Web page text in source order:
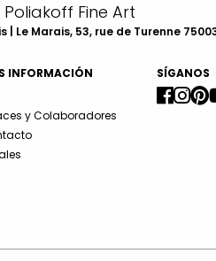
Fine Art
Le Marais, 53, rue de Turenne
INFORMACIÓN
y Colaboradores
SÍGANOS